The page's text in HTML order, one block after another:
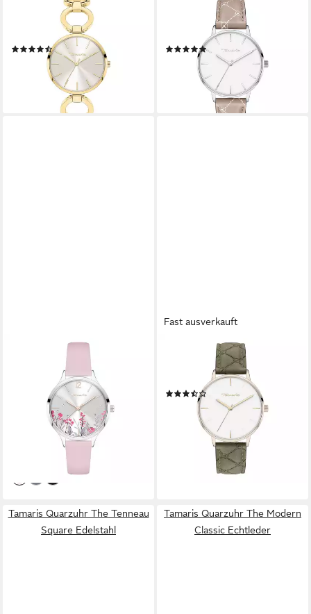
Quarzuhr The Modern Classic
(12)
112,49 €
lieferbar - in 4-5 Werktagen bei dir
Quarzuhr The Rosa Logo
Leather Echtleder
(8)
39,99 € UVP79,95 €
lieferbar - in 4-5 Werktagen bei dir
TT-0141-LQ, Armbanduhr,
Damenuhr, Lederarmband,
analog, Zirkonia (synth)
UVP79,95 €
lieferbar - in 1-2 Werktagen bei dir
Fast ausverkauft
Quarzuhr The Basic Must-
Have Echtleder
39,99 € UVP79,95 €
lieferbar - in 4-5 Werktagen bei dir
Tamaris Quarzuhr The Tenneau
Square Edelstahl
Tamaris Quarzuhr The Modern
Classic Echtleder